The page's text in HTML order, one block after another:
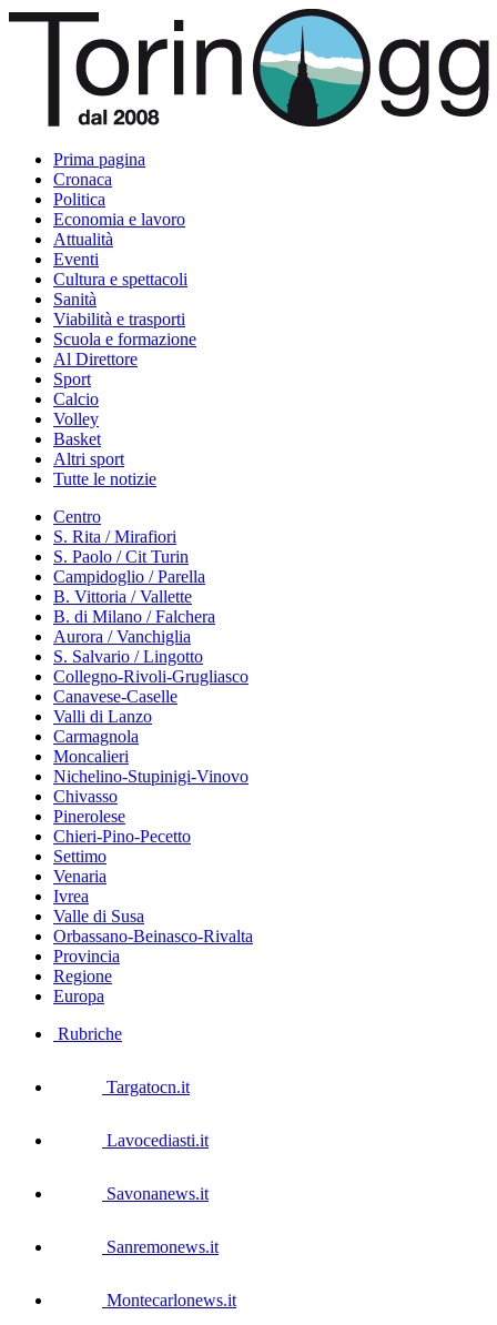
Prima pagina
Cronaca
Politica
Economia e lavoro
Attualità
Eventi
Cultura e spettacoli
Sanità
Viabilità e trasporti
Scuola e formazione
Al Direttore
Sport
Calcio
Volley
Basket
Altri sport
Tutte le notizie
Centro
S. Rita / Mirafiori
S. Paolo / Cit Turin
Campidoglio / Parella
B. Vittoria / Vallette
B. di Milano / Falchera
Aurora / Vanchiglia
S. Salvario / Lingotto
Collegno-Rivoli-Grugliasco
Canavese-Caselle
Valli di Lanzo
Carmagnola
Moncalieri
Nichelino-Stupinigi-Vinovo
Chivasso
Pinerolese
Chieri-Pino-Pecetto
Settimo
Venaria
Ivrea
Valle di Susa
Orbassano-Beinasco-Rivalta
Provincia
Regione
Europa
Rubriche
Targatocn.it
Lavocediasti.it
Savonanews.it
Sanremonews.it
Montecarlonews.it